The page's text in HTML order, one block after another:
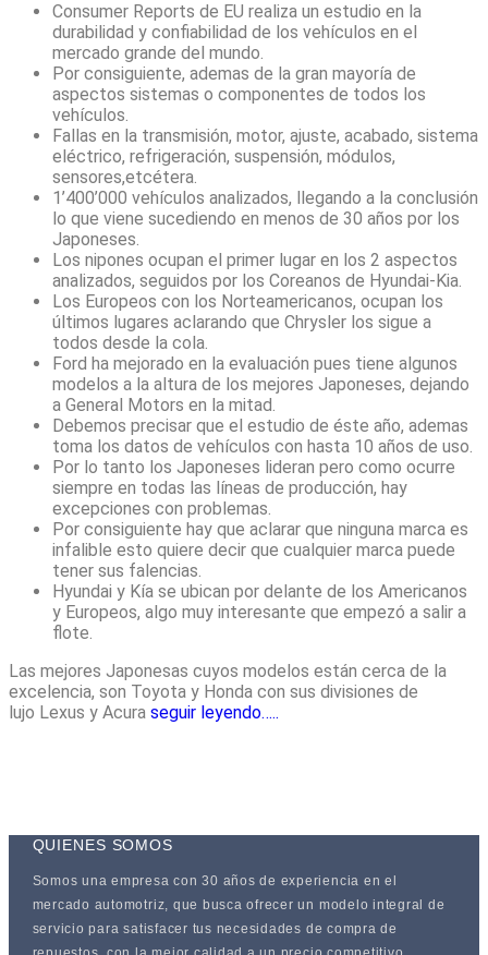
Consumer Reports de EU realiza un estudio en la
durabilidad y confiabilidad de los vehículos en el
mercado grande del mundo.
Por consiguiente, ademas de la gran mayoría de
aspectos sistemas o componentes de todos los
vehículos.
Fallas en la transmisión, motor, ajuste, acabado, sistema
eléctrico, refrigeración, suspensión, módulos,
sensores,etcétera.
1’400’000 vehículos analizados, llegando a la conclusión
lo que viene sucediendo en menos de 30 años por los
Japoneses.
Los nipones ocupan el primer lugar en los 2 aspectos
analizados, seguidos por los Coreanos de Hyundai-Kia.
Los Europeos con los Norteamericanos, ocupan los
últimos lugares aclarando que Chrysler los sigue a
todos desde la cola.
Ford ha mejorado en la evaluación pues tiene algunos
modelos a la altura de los mejores Japoneses, dejando
a General Motors en la mitad.
Debemos precisar que el estudio de éste año, ademas
toma los datos de vehículos con hasta 10 años de uso.
Por lo tanto los Japoneses lideran pero como ocurre
siempre en todas las líneas de producción, hay
excepciones con problemas.
Por consiguiente hay que aclarar que ninguna marca es
infalible esto quiere decir que cualquier marca puede
tener sus falencias.
Hyundai y Kía se ubican por delante de los Americanos
y Europeos, algo muy interesante que empezó a salir a
flote.
Las mejores Japonesas cuyos modelos están cerca de la
excelencia, son Toyota y Honda con sus divisiones de
lujo Lexus y Acura seguir leyendo…..
QUIENES SOMOS
Somos una empresa con 30 años de experiencia en el
mercado automotriz, que busca ofrecer un modelo integral de
servicio para satisfacer tus necesidades de compra de